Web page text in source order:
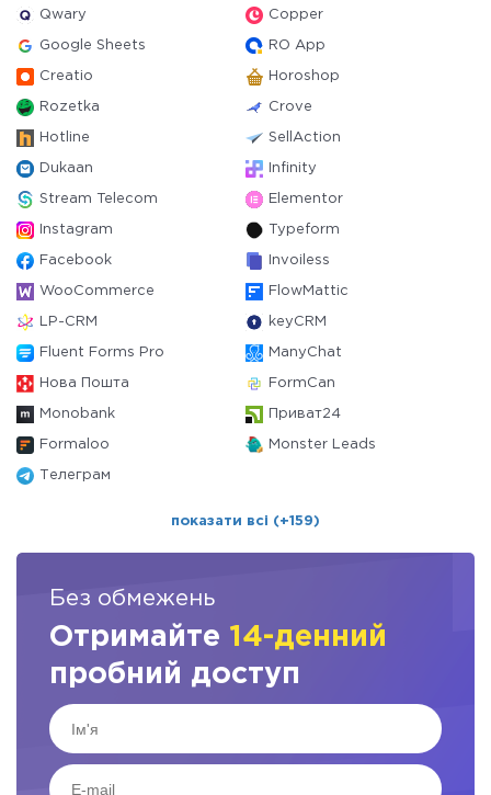
Qwary Copper
Google Sheets RO App
Creatio Horoshop
Rozetka Crove
Hotline SellAction
Dukaan Infinity
Stream Telecom Elementor
Instagram Typeform
Facebook Invoiless
WooCommerce FlowMattic
LP-CRM keyCRM
Fluent Forms Pro ManyChat
Нова Пошта FormCan
Monobank Приват24
Formaloo Monster Leads
Телеграм
показати всі (+159)
Без обмежень
Отримайте 14-денний
пробний доступ